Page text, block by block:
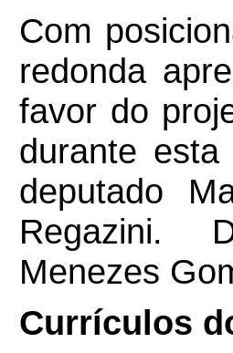
Com
redonda
favor do
durante
deputado
Regazini.
Menezes
Currículos